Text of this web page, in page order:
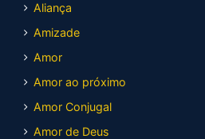
Aliança
Amizade
Amor
Amor ao próximo
Amor Conjugal
Amor de Deus